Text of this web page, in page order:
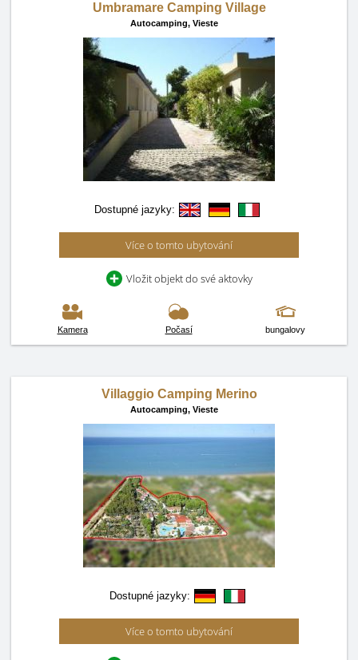
Umbramare Camping Village
Autocamping, Vieste
Dostupné jazyky:
Více o tomto ubytování
Vložit objekt do své aktovky
Kamera Počasí bungalovy
Villaggio Camping Merino
Autocamping, Vieste
Dostupné jazyky:
Více o tomto ubytování